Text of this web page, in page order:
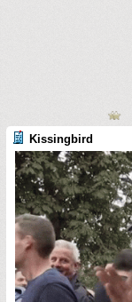
Kissingbird